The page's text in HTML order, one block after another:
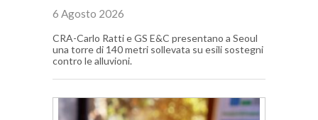
6 Agosto 2026
CRA-Carlo Ratti e GS E&C presentano a Seoul
una torre di 140 metri sollevata su esili sostegni
contro le alluvioni.